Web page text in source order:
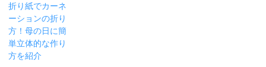
折り紙でカーネ
ーションの折り
方！母の日に簡
単立体的な作り
方を紹介